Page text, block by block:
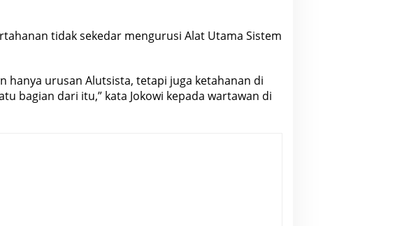
tidak sekedar mengurusi Alat Utama Sistem
hanya urusan Alutsista, tetapi juga ketahanan di
bagian dari itu,” kata Jokowi kepada wartawan di